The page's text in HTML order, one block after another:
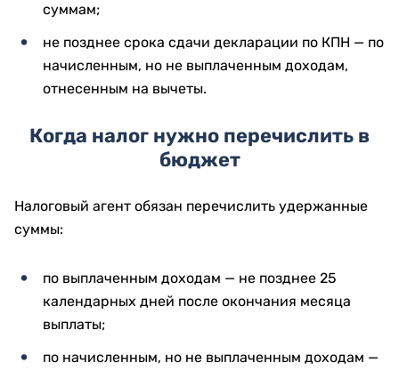
суммам;
не позднее срока сдачи декларации по КПН — по
начисленным, но не выплаченным доходам,
отнесенным на вычеты.
Когда налог нужно перечислить в
бюджет
Налоговый агент обязан перечислить удержанные
суммы:
по выплаченным доходам — не позднее 25
календарных дней после окончания месяца
выплаты;
по начисленным, но не выплаченным доходам —